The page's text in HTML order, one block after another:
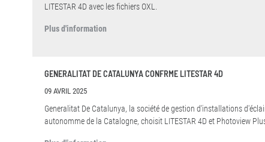
LITESTAR 4D avec les fichiers OXL.
Plus d'information
GENERALITAT DE CATALUNYA CONFRME LITESTAR 4D
09 AVRIL 2025
Generalitat De Catalunya, la société de gestion d'installations
autonomme de la Catalogne, choisit LITESTAR 4D et Photoview